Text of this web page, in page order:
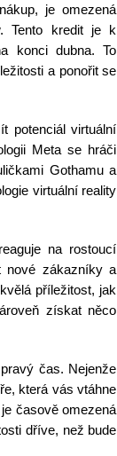
je omezená
Tento kredit je k
konci dubna. To
a ponořit se
potenciál virtuální
Meta se hráči
Gothamu a
virtuální reality
na rostoucí
nové zákazníky a
příležitost, jak
získat něco
čas. Nejenže
která vás vtáhne
časově omezená
dříve, než bude